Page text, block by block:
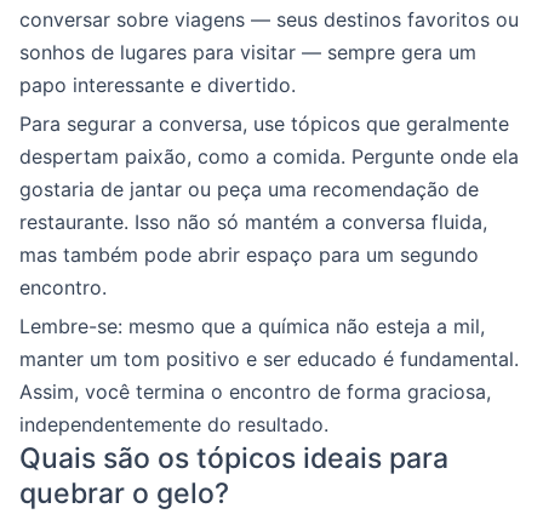
conversar sobre viagens — seus destinos favoritos ou
sonhos de lugares para visitar — sempre gera um
papo interessante e divertido.
Para segurar a conversa, use tópicos que geralmente
despertam paixão, como a comida. Pergunte onde ela
gostaria de jantar ou peça uma recomendação de
restaurante. Isso não só mantém a conversa fluida,
mas também pode abrir espaço para um segundo
encontro.
Lembre-se: mesmo que a química não esteja a mil,
manter um tom positivo e ser educado é fundamental.
Assim, você termina o encontro de forma graciosa,
independentemente do resultado.
Quais são os tópicos ideais para
quebrar o gelo?